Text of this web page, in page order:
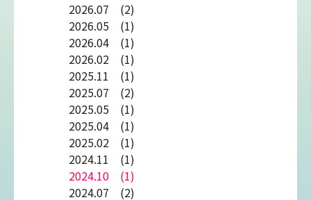
2026.07 (2)
2026.05 (1)
2026.04 (1)
2026.02 (1)
2025.11 (1)
2025.07 (2)
2025.05 (1)
2025.04 (1)
2025.02 (1)
2024.11 (1)
2024.10 (1)
2024.07 (2)